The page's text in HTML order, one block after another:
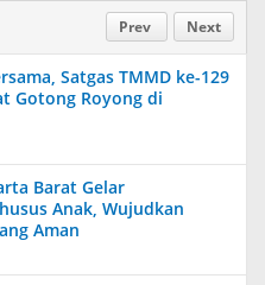
Prev Next
Satgas TMMD ke-129
Gotong Royong di
Barat Gelar
Anak, Wujudkan
Aman